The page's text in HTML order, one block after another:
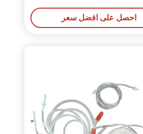
أقطاب البلازما القابل للتصرف
احصل على افضل سعر